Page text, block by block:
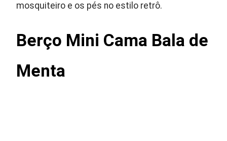
mosquiteiro e os pés no estilo retrô.
Berço Mini Cama Bala de
Menta